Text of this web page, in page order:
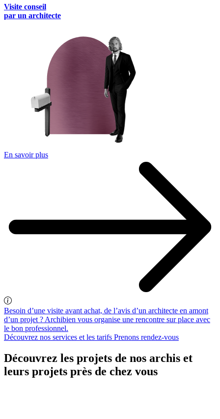
Visite conseil
par un architecte
En savoir plus
Besoin d’une visite avant achat, de l’avis d’un architecte en amont
d’un projet ? Archibien vous organise une rencontre sur place avec
le bon professionnel.
Découvrez nos services et les tarifs Prenons rendez-vous
Découvrez les projets de nos archis et
leurs projets près de chez vous